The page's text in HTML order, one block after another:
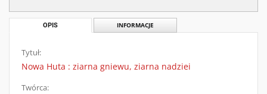
OPIS INFORMACJE
Tytuł:
Nowa Huta : ziarna gniewu, ziarna nadziei
Twórca: